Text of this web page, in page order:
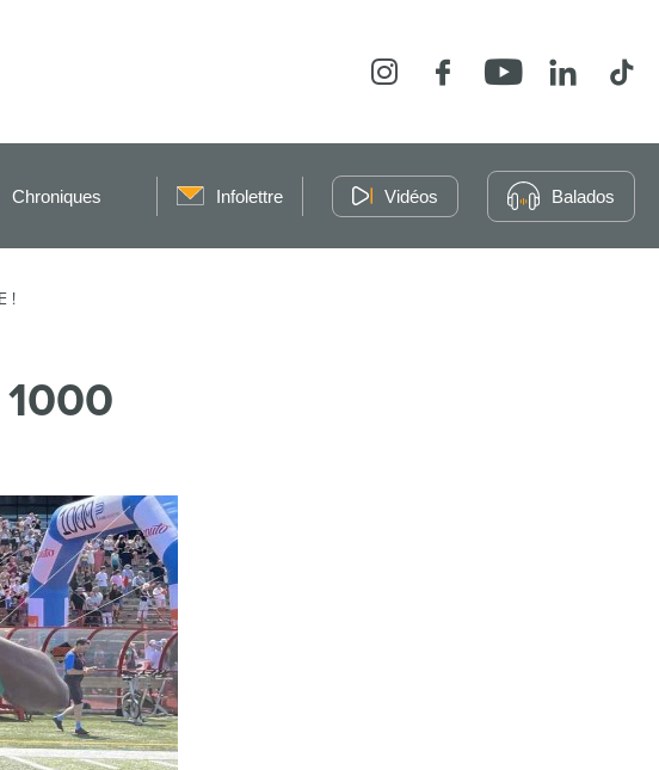
InstagramFacebookYouTubeLinkedIn
Chroniques Infolettre Vidéos Balados
!